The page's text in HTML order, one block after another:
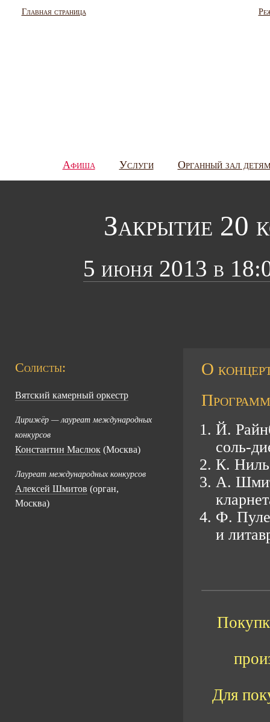
Главная страница
Афиша Услуги Органный зал
Закрытие 20
5 июня 2013 в
Солисты:
Вятский камерный оркестр
Дирижёр — лауреат международных
конкурсов
Константин Маслюк(Москва)
Лауреат международных конкурсов
Алексей Шмитов (орган,
Москва)
О
Й.
соль-
К.
А.
Ф.
и
Для